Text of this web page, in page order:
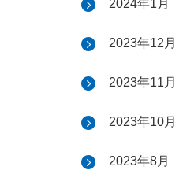
2024年1月
2023年12月
2023年11月
2023年10月
2023年8月